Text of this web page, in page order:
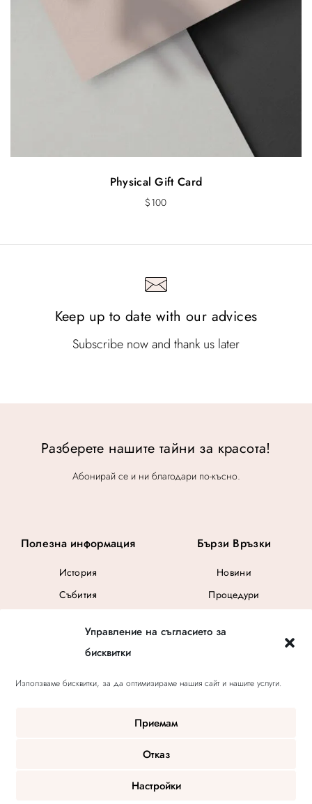
Управление на съгласието за
бисквитки
Използваме бисквитки, за да оптимизираме нашия сайт и нашите услуги.
Приемам
Отказ
Настройки
Physical Gift Card
$100
Keep up to date with our advices
Subscribe now and thank us later
© 2020 V-Key Salon | OnOffDigital
Полезна информация
История
Събития
Бързи Връзки
Новини
Процедури
Ваучер за подарък
Разберете нашите тайни за красота!
Абонирай се и ни благодари по-късно.